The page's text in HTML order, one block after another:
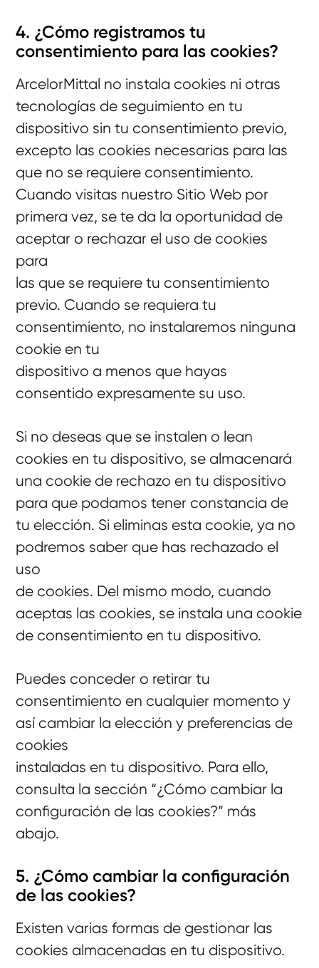
4. ¿Cómo registramos tu
consentimiento para las cookies?
ArcelorMittal no instala cookies ni otras
tecnologías de seguimiento en tu
dispositivo sin tu consentimiento previo,
excepto las cookies necesarias para las
que no se requiere consentimiento.
Cuando visitas nuestro Sitio Web por
primera vez, se te da la oportunidad de
aceptar o rechazar el uso de cookies
para
las que se requiere tu consentimiento
previo. Cuando se requiera tu
consentimiento, no instalaremos ninguna
cookie en tu
dispositivo a menos que hayas
consentido expresamente su uso.
Si no deseas que se instalen o lean
cookies en tu dispositivo, se almacenará
una cookie de rechazo en tu dispositivo
para que podamos tener constancia de
tu elección. Si eliminas esta cookie, ya no
podremos saber que has rechazado el
uso
de cookies. Del mismo modo, cuando
aceptas las cookies, se instala una cookie
de consentimiento en tu dispositivo.
Puedes conceder o retirar tu
consentimiento en cualquier momento y
así cambiar la elección y preferencias de
cookies
instaladas en tu dispositivo. Para ello,
consulta la sección “¿Cómo cambiar la
configuración de las cookies?” más
abajo.
5. ¿Cómo cambiar la configuración
de las cookies?
Existen varias formas de gestionar las
cookies almacenadas en tu dispositivo.